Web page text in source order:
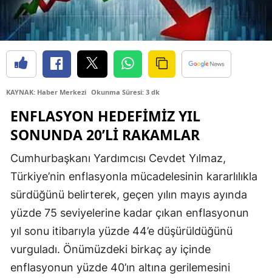
Denizli
Diyarbakır
Edirne
Erzincan
Erzurum
Eskişehir
Gaziantep
Giresun
Gümüşhane
Hakkari
KAYNAK: Haber Merkezi Okunma Süresi: 3 dk
ENFLASYON HEDEFIMIZ YIL
SONUNDA 20’LI RAKAMLAR
Cumhurbaşkanı Yardımcısı Cevdet Yılmaz,
Türkiye’nin enflasyonla mücadelesinin kararlılıkla
sürdüğünü belirterek, geçen yılın mayıs ayında
yüzde 75 seviyelerine kadar çıkan enflasyonun
yıl sonu itibarıyla yüzde 44’e düşürüldüğünü
vurguladı. Önümüzdeki birkaç ay içinde
enflasyonun yüzde 40’ın altına gerilemesini